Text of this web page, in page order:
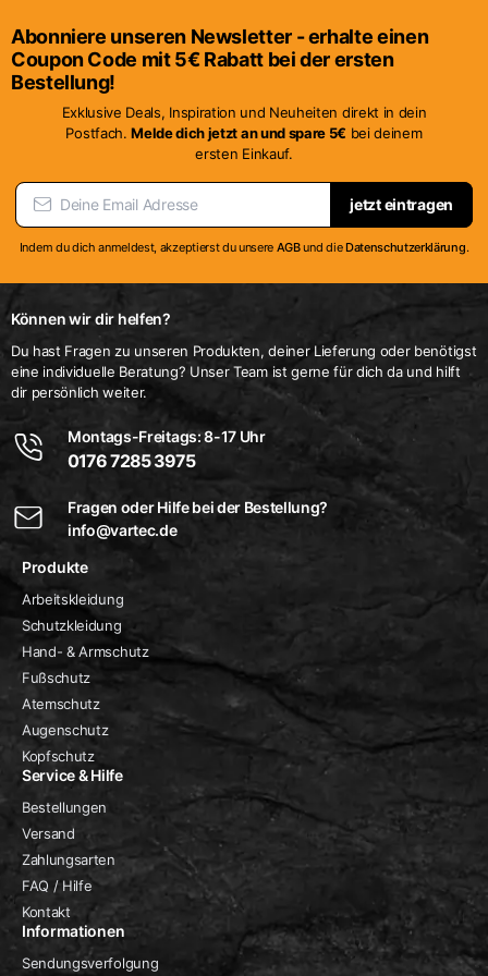
mehrere
Varianten
auf.
Optionen
auf
der
Produktseite
werden
mehrere
Varianten
Die
Optionen
können
auf
Produktseite
werden
Abonniere unseren Newsletter - erhalte einen
Coupon Code mit 5€ Rabatt bei der ersten
Bestellung!
Exklusive Deals, Inspiration und Neuheiten direkt in dein
Postfach.Melde dich jetzt an und spare 5€ bei deinem
ersten Einkauf.
jetzt eintragen
Indem du dich anmeldest, akzeptierst du unsere AGBund dieDatenschutzerklärung.
Können wir dir helfen?
Du hast Fragen zu unseren Produkten, deiner Lieferung oder benötigst
eine individuelle Beratung? Unser Team ist gerne für dich da und hilft
dir persönlich weiter.
Montags-Freitags: 8-17 Uhr
0176 7285 3975
Fragen oder Hilfe bei der Bestellung?
info@vartec.de
Produkte
Arbeitskleidung
Schutzkleidung
Hand- & Armschutz
Fußschutz
Atemschutz
Augenschutz
Kopfschutz
Service & Hilfe
Bestellungen
Versand
Zahlungsarten
FAQ / Hilfe
Kontakt
Informationen
Sendungsverfolgung